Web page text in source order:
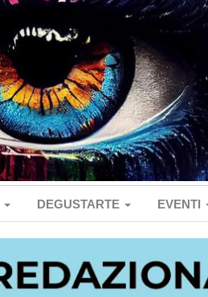
DEGUSTARTE EVENTI